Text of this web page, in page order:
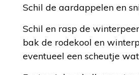
Schil de aardappelen en
Schil en rasp de
bak de rodekool en
eventueel een scheutje